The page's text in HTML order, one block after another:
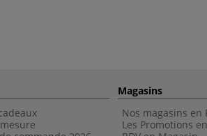
Magasins
Nos magasins en
Les Promotions